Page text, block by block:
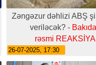
Zəngəzur dəhlizi ABŞ
veriləcək? -
rəsmi REAKSİYA
26-07-2025, 17:30